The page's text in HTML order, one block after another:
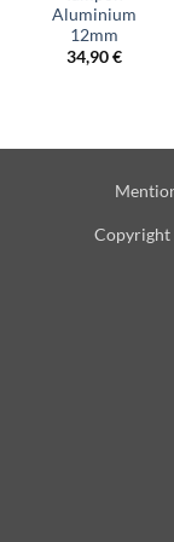
Aluminium
12mm
34,90€